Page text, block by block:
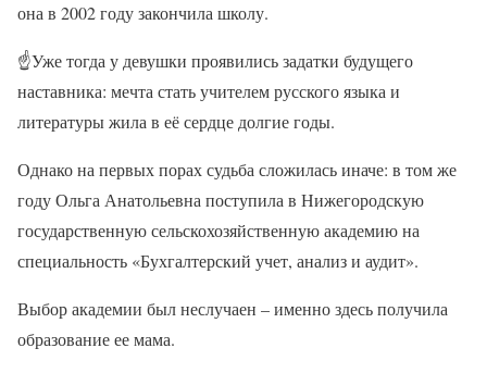
она в 2002 году закончила школу.
☝Уже тогда у девушки проявились задатки будущего
наставника: мечта стать учителем русского языка и
литературы жила в её сердце долгие годы.
Однако на первых порах судьба сложилась иначе: в том же
году Ольга Анатольевна поступила в Нижегородскую
государственную сельскохозяйственную академию на
специальность «Бухгалтерский учет, анализ и аудит».
Выбор академии был неслучаен – именно здесь получила
образование ее мама.